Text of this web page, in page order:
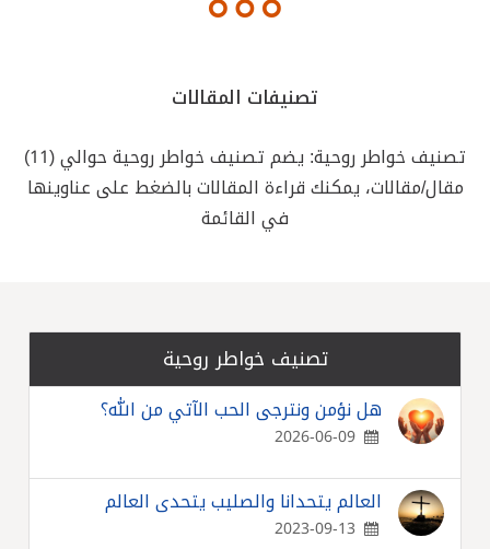
تصنيفات المقالات
تصنيف خواطر روحية: يضم تصنيف خواطر روحية حوالي (11)
مقال/مقالات، يمكنك قراءة المقالات بالضغط على عناوينها
في القائمة
تصنيف خواطر روحية
هل نؤمن ونترجى الحب الآتي من الله؟
2026-06-09
العالم يتحدانا والصليب يتحدى العالم
2023-09-13